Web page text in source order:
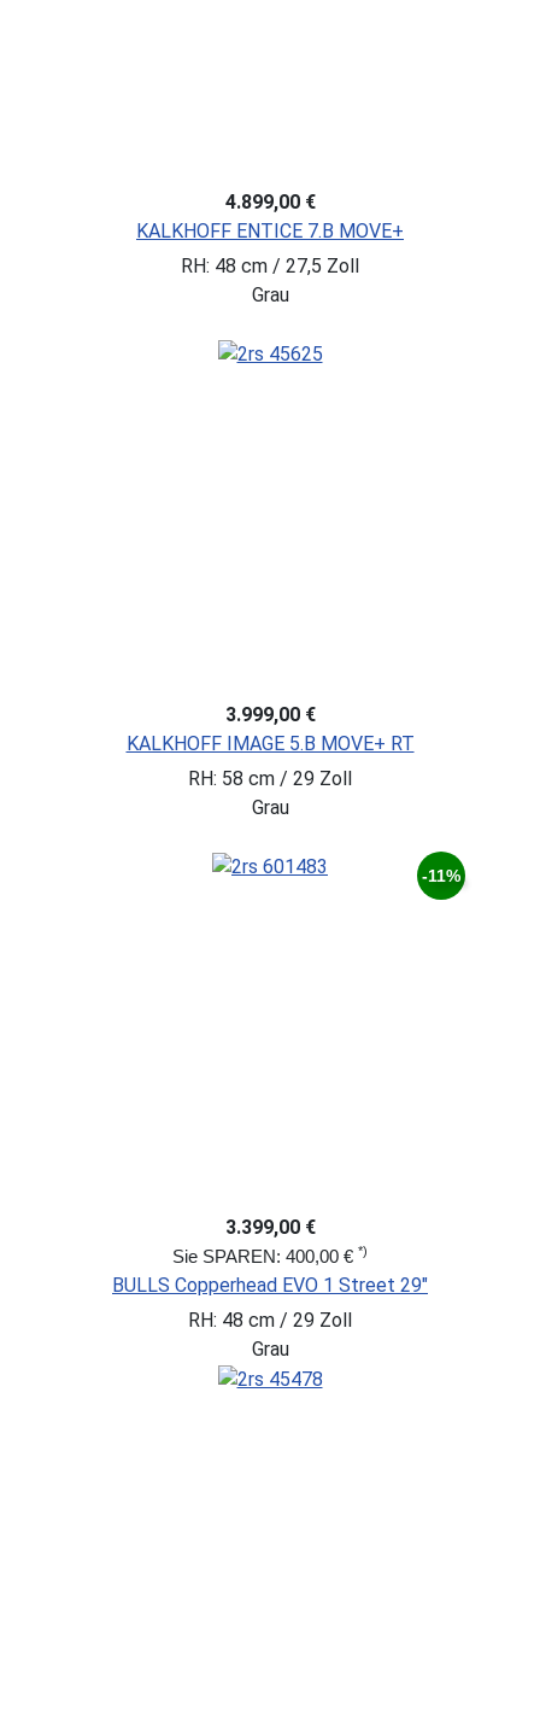
4.899,00 €
KALKHOFF ENTICE 7.B MOVE+
RH: 48 cm / 27,5 Zoll
Grau
3.999,00 €
KALKHOFF IMAGE 5.B MOVE+ RT
RH: 58 cm / 29 Zoll
Grau
-11%
3.399,00 €
Sie SPAREN: 400,00 € *)
BULLS Copperhead EVO 1 Street 29"
RH: 48 cm / 29 Zoll
Grau